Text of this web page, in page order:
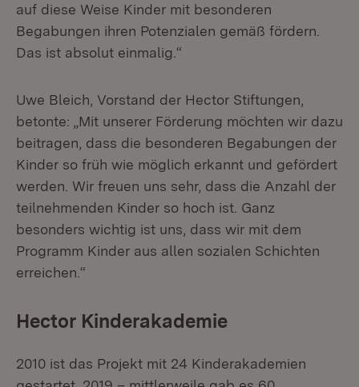
auf diese Weise Kinder mit besonderen
Begabungen ihren Potenzialen gemäß fördern.
Das ist absolut einmalig.“
Uwe Bleich, Vorstand der Hector Stiftungen,
betonte: „Mit unserer Förderung möchten wir dazu
beitragen, dass die besonderen Begabungen der
Kinder so früh wie möglich erkannt und gefördert
werden. Wir freuen uns sehr, dass die Anzahl der
teilnehmenden Kinder so hoch ist. Ganz
besonders wichtig ist uns, dass wir mit dem
Programm Kinder aus allen sozialen Schichten
erreichen.“
Hector Kinderakademie
2010 ist das Projekt mit 24 Kinderakademien